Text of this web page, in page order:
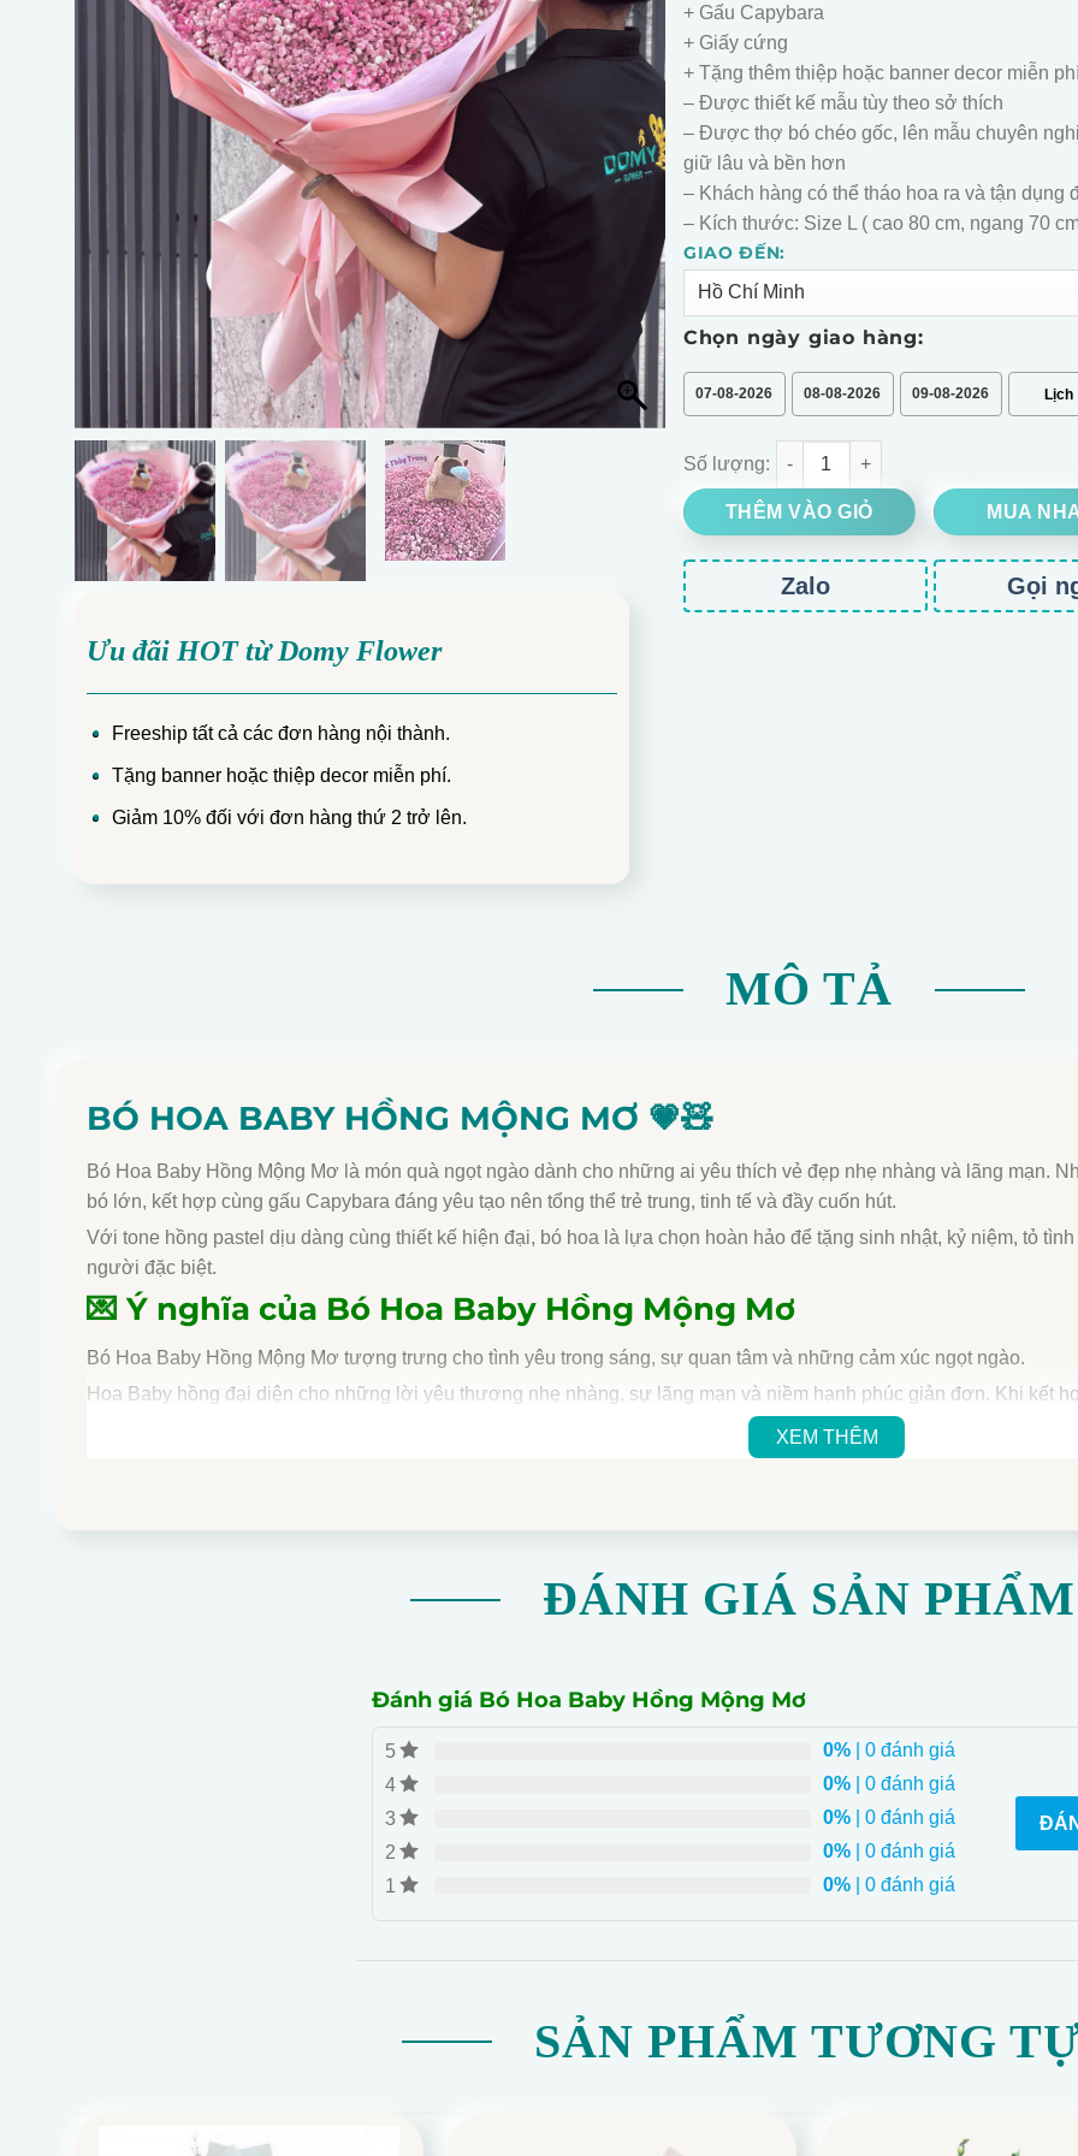
Ưu đãi HOT từ Domy Flower
Freeship tất cả các đơn hàng nội thành.
Tặng banner hoặc thiệp decor miễn phí.
Giảm 10% đối với đơn hàng thứ 2 trở lên.
+ Gấu Capybara
+ Giấy cứng
+ Tặng thêm thiệp hoặc banner decor miễn
– Được thiết kế mẫu tùy theo sở thích
– Được thợ bó chéo gốc, lên mẫu chuyên
giữ lâu và bền hơn
– Khách hàng có thể tháo hoa ra và tận dụng
– Kích thước: Size L ( cao 80 cm, ngang 70
GIAO ĐẾN:
Chọn ngày giao hàng:
07-08-2026 08-08-2026 09-08-2026
Bó Hoa Baby Hồng Mộng Mơ số lượng
THÊM VÀO GIỎ MUA
Alternative:
Zalo Gọi
MÔ TẢ
BÓ HOA BABY HỒNG MỘNG MƠ 💗🧸
Bó Hoa Baby Hồng Mộng Mơ là món quà ngọt ngào dành cho những ai yêu thích vẻ đẹp nhẹ nhàng và lãng mạn.
bó lớn, kết hợp cùng gấu Capybara đáng yêu tạo nên tổng thể trẻ trung, tinh tế và đầy cuốn hút.
Với tone hồng pastel dịu dàng cùng thiết kế hiện đại, bó hoa là lựa chọn hoàn hảo để tặng sinh nhật, kỷ niệm, tỏ
người đặc biệt.
💌 Ý nghĩa của Bó Hoa Baby Hồng Mộng Mơ
Bó Hoa Baby Hồng Mộng Mơ tượng trưng cho tình yêu trong sáng, sự quan tâm và những cảm xúc ngọt ngào.
Hoa Baby hồng đại diện cho những lời yêu thương nhẹ nhàng, sự lãng mạn và niềm hạnh phúc giản đơn. Khi kết
trở nên đặc biệt, mang đến cảm giác ấm áp và giúp người nhận lưu giữ những kỷ niệm đẹp.
Đây là món quà ý nghĩa dành cho người yêu, bạn thân hoặc những người bạn luôn trân trọng.
XEM THÊM
ĐÁNH GIÁ SẢN PHẨM
Đánh giá Bó Hoa Baby Hồng Mộng Mơ
5 0%| 0 đánh giá
4
0%| 0 đánh giá
3
0%| 0 đánh giá
2
0%| 0 đánh giá
1
0%| 0 đánh giá
SẢN PHẨM TƯƠNG